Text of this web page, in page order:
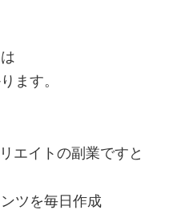
ます。
エイトの副業ですと
ツを毎日作成